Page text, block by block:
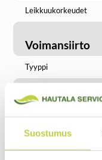
Suostumus
Leikkuukorkeudet
Voimansiirto
Tyyppi
Nopeus eteen km/h